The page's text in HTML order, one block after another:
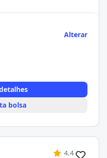
Alterar
bolsa
4.4